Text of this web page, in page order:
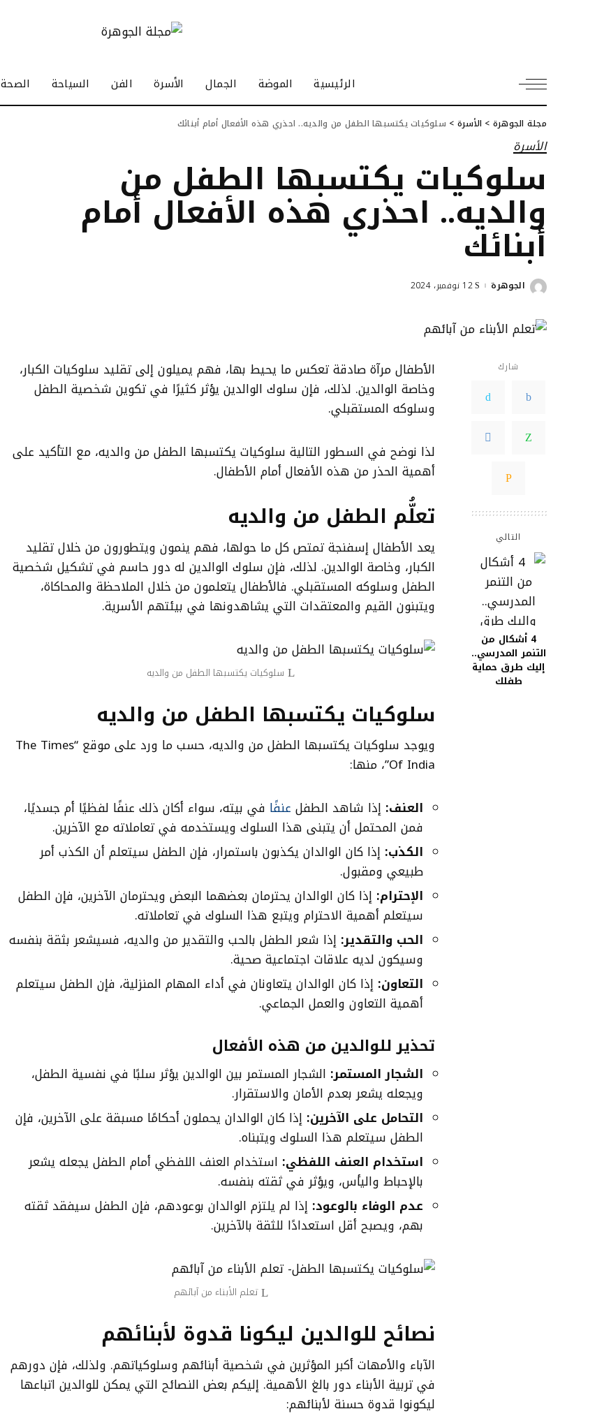
الرئيسية الموضة الجمال الأسرة الفن السياحة الصحة
مجلة الجوهرة > الأسرة > سلوكيات يكتسبها الطفل من والديه.. احذري هذه الأفعال أمام أبنائك
الأسرة
سلوكيات يكتسبها الطفل من
والديه.. احذري هذه الأفعال أمام
أبنائك
Posted
الجوهرة 12 نوفمبر، 2024
شارك
التالي
4 أشكال من
التنمر المدرسي..
إليك طرق حماية
طفلك
الأطفال مرآة صادقة تعكس ما يحيط بها، فهم يميلون إلى تقليد سلوكيات الكبار،
وخاصة الوالدين. لذلك، فإن سلوك الوالدين يؤثر كثيرًا في تكوين شخصية الطفل
وسلوكه المستقبلي.
لذا نوضح في السطور التالية سلوكيات يكتسبها الطفل من والديه، مع التأكيد على
أهمية الحذر من هذه الأفعال أمام الأطفال.
تعلُّم الطفل من والديه
يعد الأطفال إسفنجة تمتص كل ما حولها، فهم ينمون ويتطورون من خلال تقليد
الكبار، وخاصة الوالدين. لذلك، فإن سلوك الوالدين له دور حاسم في تشكيل شخصية
الطفل وسلوكه المستقبلي. فالأطفال يتعلمون من خلال الملاحظة والمحاكاة،
ويتبنون القيم والمعتقدات التي يشاهدونها في بيئتهم الأسرية.
سلوكيات يكتسبها الطفل من والديه
سلوكيات يكتسبها الطفل من والديه
ويوجد سلوكيات يكتسبها الطفل من والديه، حسب ما ورد على موقع “The Times
Of India”، منها:
العنف: إذا شاهد الطفل عنفًا في بيته، سواء أكان ذلك عنفًا لفظيًا أم جسديًا،
فمن المحتمل أن يتبنى هذا السلوك ويستخدمه في تعاملاته مع الآخرين.
الكذب: إذا كان الوالدان يكذبون باستمرار، فإن الطفل سيتعلم أن الكذب أمر
طبيعي ومقبول.
الإحترام: إذا كان الوالدان يحترمان بعضهما البعض ويحترمان الآخرين، فإن الطفل
سيتعلم أهمية الاحترام ويتبع هذا السلوك في تعاملاته.
الحب والتقدير: إذا شعر الطفل بالحب والتقدير من والديه، فسيشعر بثقة بنفسه
وسيكون لديه علاقات اجتماعية صحية.
التعاون: إذا كان الوالدان يتعاونان في أداء المهام المنزلية، فإن الطفل سيتعلم
أهمية التعاون والعمل الجماعي.
تحذير للوالدين من هذه الأفعال
الشجار المستمر: الشجار المستمر بين الوالدين يؤثر سلبًا في نفسية الطفل،
ويجعله يشعر بعدم الأمان والاستقرار.
التحامل على الآخرين: إذا كان الوالدان يحملون أحكامًا مسبقة على الآخرين، فإن
الطفل سيتعلم هذا السلوك ويتبناه.
استخدام العنف اللفظي: استخدام العنف اللفظي أمام الطفل يجعله يشعر
بالإحباط واليأس، ويؤثر في ثقته بنفسه.
عدم الوفاء بالوعود: إذا لم يلتزم الوالدان بوعودهم، فإن الطفل سيفقد ثقته
بهم، ويصبح أقل استعدادًا للثقة بالآخرين.
تعلم الأبناء من آبائهم
نصائح للوالدين ليكونا قدوة لأبنائهم
الآباء والأمهات أكبر المؤثرين في شخصية أبنائهم وسلوكياتهم. ولذلك، فإن دورهم
في تربية الأبناء دور بالغ الأهمية. إليكم بعض النصائح التي يمكن للوالدين اتباعها
ليكونوا قدوة حسنة لأبنائهم: